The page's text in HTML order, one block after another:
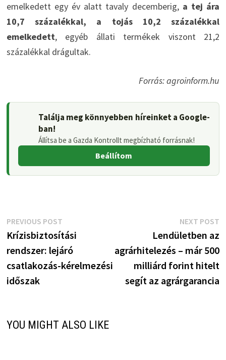
emelkedett egy év alatt tavaly decemberig, a tej ára
10,7 százalékkal, a tojás 10,2 százalékkal
emelkedett, egyéb állati termékek viszont 21,2
százalékkal drágultak.
Forrás: agroinform.hu
Találja meg könnyebben híreinket a Google-
ban!
Állítsa be a Gazda Kontrollt megbízható forrásnak!
Beállítom
Bejegyzés
navigáció
PREVIOUS POSTPrevious
post:
Krízisbiztosítási
rendszer: lejáró
csatlakozás-kérelmezési
időszak
NEXT POST
Lendületben az
agrárhitelezés – már 500
milliárd forint hitelt
segít az agrárgarancia
YOU MIGHT ALSO LIKE